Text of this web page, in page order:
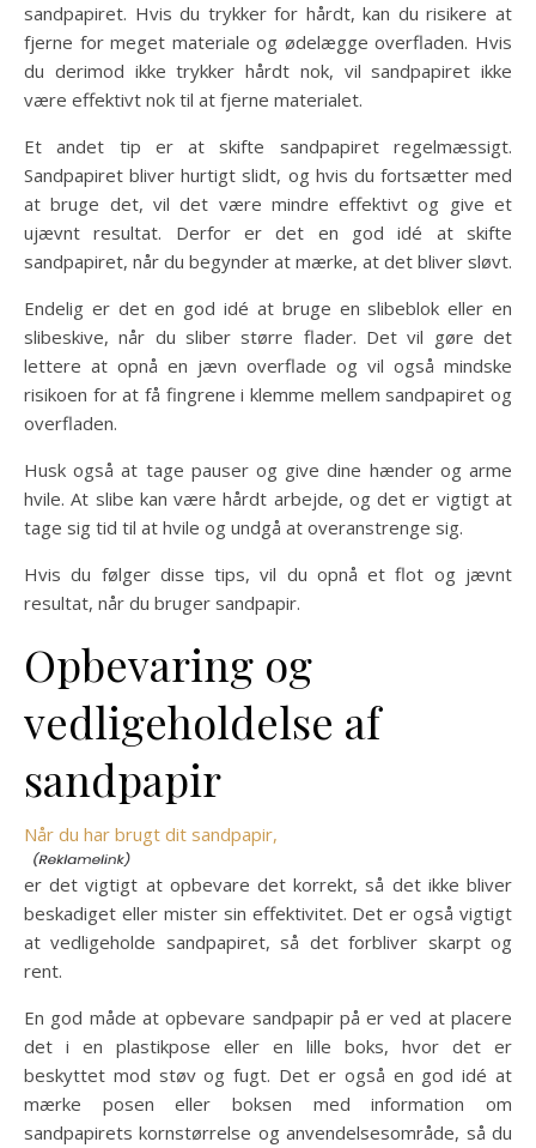
sandpapiret. Hvis du trykker for hårdt, kan du risikere at
fjerne for meget materiale og ødelægge overfladen. Hvis
du derimod ikke trykker hårdt nok, vil sandpapiret ikke
være effektivt nok til at fjerne materialet.
Et andet tip er at skifte sandpapiret regelmæssigt.
Sandpapiret bliver hurtigt slidt, og hvis du fortsætter med
at bruge det, vil det være mindre effektivt og give et
ujævnt resultat. Derfor er det en god idé at skifte
sandpapiret, når du begynder at mærke, at det bliver sløvt.
Endelig er det en god idé at bruge en slibeblok eller en
slibeskive, når du sliber større flader. Det vil gøre det
lettere at opnå en jævn overflade og vil også mindske
risikoen for at få fingrene i klemme mellem sandpapiret og
overfladen.
Husk også at tage pauser og give dine hænder og arme
hvile. At slibe kan være hårdt arbejde, og det er vigtigt at
tage sig tid til at hvile og undgå at overanstrenge sig.
Hvis du følger disse tips, vil du opnå et flot og jævnt
resultat, når du bruger sandpapir.
Opbevaring og
vedligeholdelse af
sandpapir
Når du har brugt dit sandpapir,
er det vigtigt at opbevare det korrekt, så det ikke bliver
beskadiget eller mister sin effektivitet. Det er også vigtigt
at vedligeholde sandpapiret, så det forbliver skarpt og
rent.
En god måde at opbevare sandpapir på er ved at placere
det i en plastikpose eller en lille boks, hvor det er
beskyttet mod støv og fugt. Det er også en god idé at
mærke posen eller boksen med information om
sandpapirets kornstørrelse og anvendelsesområde, så du